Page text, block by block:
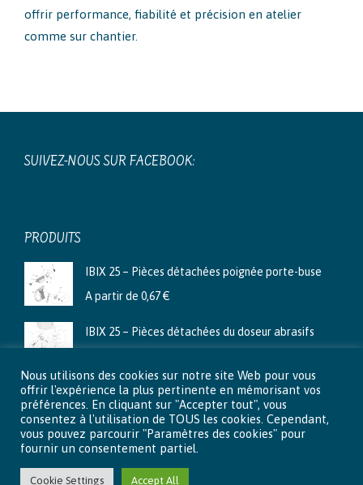
offrir performance, fiabilité et précision en atelier
comme sur chantier.
SUIVEZ-NOUS SUR FACEBOOK:
PRODUITS
IBIX 25 – Pièces détachées poignée porte-buse
A partir de 0,67€
IBIX 25 – Pièces détachées du doseur abrasifs
Ibix 9 - Pièces détachées du doseur abrasifs
A partir de2,66€
© 2015 - 2026 Aéro-Lux . Tous droits réservés |
Nous utilisons des cookies sur notre site Web pour vous
offrir l'expérience la plus pertinente en mémorisant vos
préférences. En cliquant sur "Accepter tout", vous
consentez à l'utilisation de TOUS les cookies. Cependant,
vous pouvez parcourir "Paramètres des cookies" pour
fournir un consentement partiel.
Cookie Settings Accept All